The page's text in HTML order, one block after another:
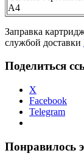
А4
Заправка
службой доставки
Поделиться
X
Facebook
Telegram
Понравилось